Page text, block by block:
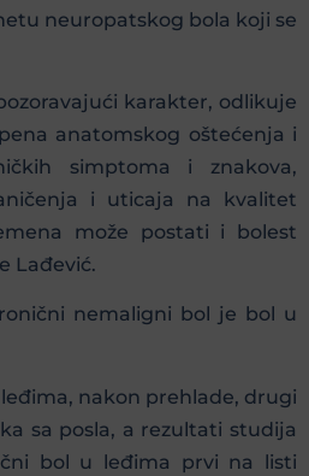
neuropatskog bola koji se
karakter, odlikuje
anatomskog oštećenja i
simptoma i znakova,
i uticaja na kvalitet
može postati i bolest
Lađević.
nemaligni bol je bol u
nakon prehlade, drugi
sa posla, a rezultati studija
bol u leđima prvi na listi